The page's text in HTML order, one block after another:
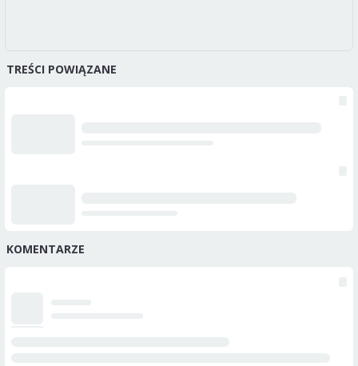
TREŚCI POWIĄZANE
KOMENTARZE